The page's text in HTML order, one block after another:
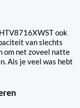
ook
van slechts
om net zoveel natte
Als je veel was hebt